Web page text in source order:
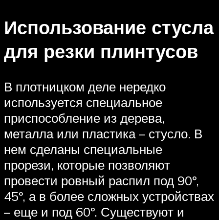
Использование стусла
для резки плинтусов
В плотницком деле нередко
используется специальное
приспособление из дерева,
металла или пластика – стусло. В
нем сделаны специальные
прорези, которые позволяют
провести ровный распил под 90º,
45º, а в более сложных устройствах
– еще и под 60º. Существуют и